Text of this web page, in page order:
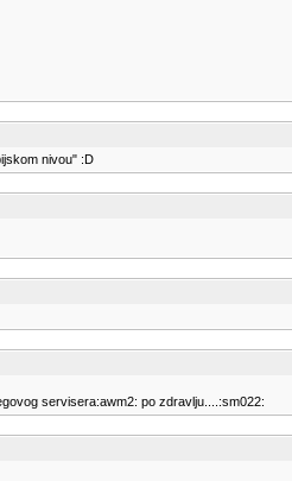
nivou" :D
servisera:awm2: po zdravlju....:sm022: